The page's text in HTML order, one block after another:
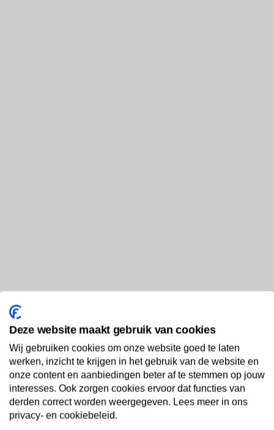
Deze website maakt gebruik van cookies
Wij gebruiken cookies om onze website goed te laten
werken, inzicht te krijgen in het gebruik van de website en
onze content en aanbiedingen beter af te stemmen op jouw
interesses. Ook zorgen cookies ervoor dat functies van
derden correct worden weergegeven. Lees meer in ons
privacy- en cookiebeleid.